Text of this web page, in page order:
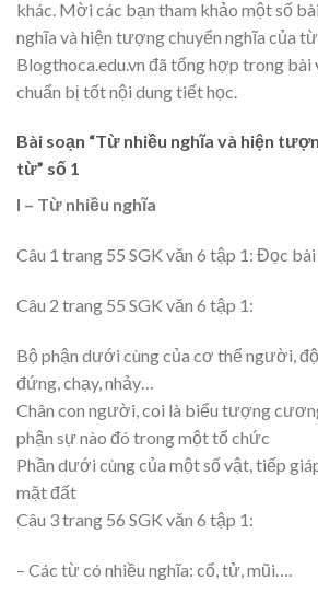
khác. Mời các bạn tham khảo một số
nghĩa và hiện tượng chuyển nghĩa của
Blogthoca.edu.vn đã tổng hợp trong
chuẩn bị tốt nội dung tiết học.
Bài soạn “Từ nhiều nghĩa và hiện
từ” số 1
I – Từ nhiều nghĩa
Câu 1 trang 55 SGK văn 6 tập 1: Đọc
Câu 2 trang 55 SGK văn 6 tập 1:
Bộ phận dưới cùng của cơ thể người,
đứng, chạy, nhảy…
Chân con người, coi là biểu tượng
phận sự nào đó trong một tổ chức
Phần dưới cùng của một số vật, tiếp
mặt đất
Câu 3 trang 56 SGK văn 6 tập 1:
– Các từ có nhiều nghĩa: cổ, tử, mũi….